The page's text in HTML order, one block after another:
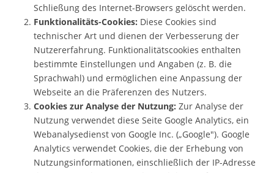
Schließung des Internet-Browsers gelöscht werden.
Funktionalitäts-Cookies: Diese Cookies sind
technischer Art und dienen der Verbesserung der
Nutzererfahrung. Funktionalitätscookies enthalten
bestimmte Einstellungen und Angaben (z. B. die
Sprachwahl) und ermöglichen eine Anpassung der
Webseite an die Präferenzen des Nutzers.
Cookies zur Analyse der Nutzung: Zur Analyse der
Nutzung verwendet diese Seite Google Analytics, ein
Webanalysedienst von Google Inc. („Google"). Google
Analytics verwendet Cookies, die der Erhebung von
Nutzungsinformationen, einschließlich der IP-Adresse